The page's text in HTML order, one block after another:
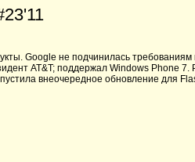
Google не подчинилась требованиям
AT&T; поддержал Windows Phone 7.
внеочередное обновление для